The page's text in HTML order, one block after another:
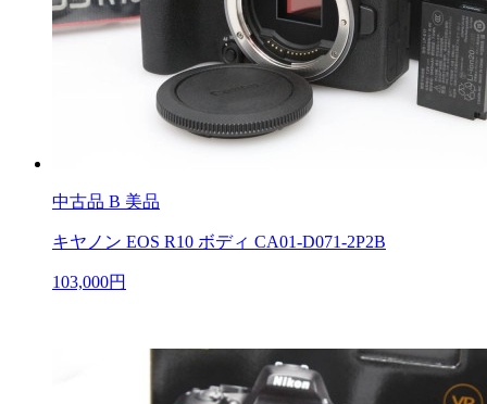
中古品 B 美品
キヤノン EOS R10 ボディ CA01-D071-2P2B
103,000円